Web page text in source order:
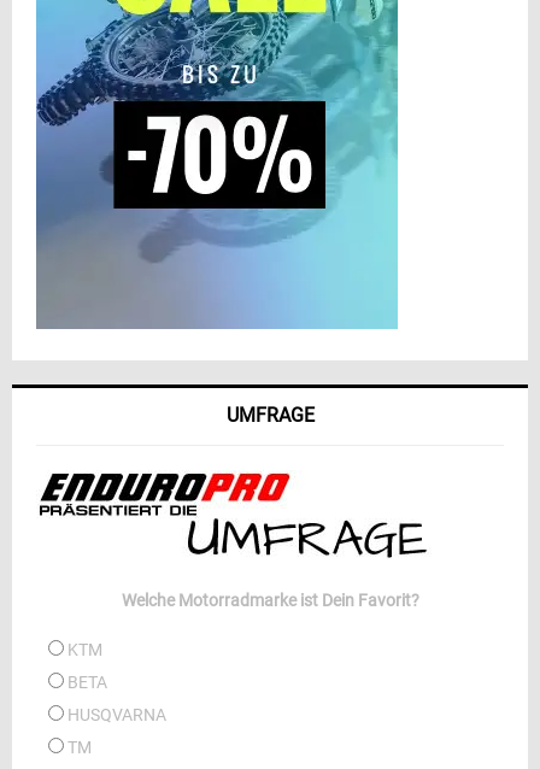
UMFRAGE
Welche Motorradmarke ist Dein Favorit?
KTM
BETA
HUSQVARNA
TM